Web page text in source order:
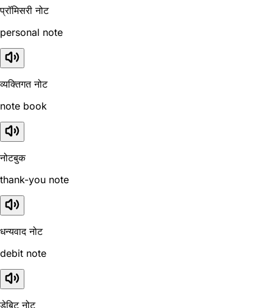
प्रॉमिसरी नोट
personal note
व्यक्तिगत नोट
note book
नोटबुक
thank-you note
धन्यवाद नोट
debit note
डेबिट नोट